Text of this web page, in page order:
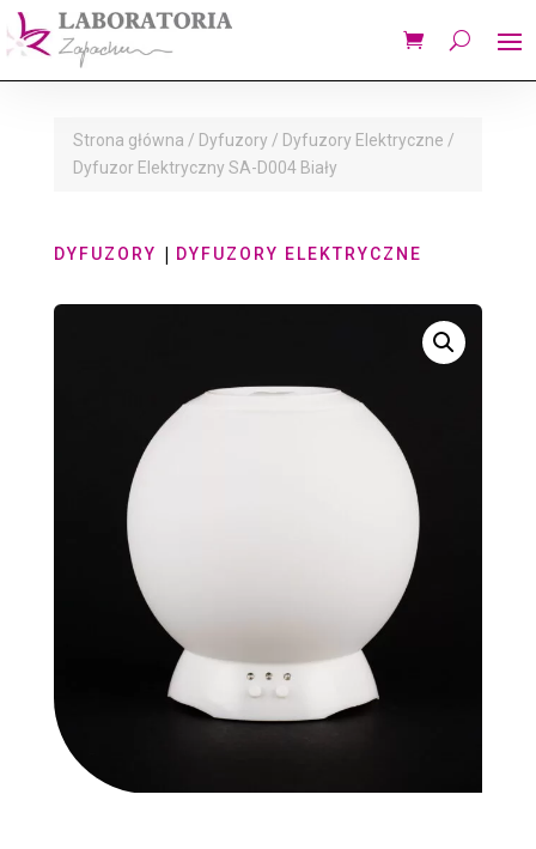
Strona główna / Dyfuzory / Dyfuzory Elektryczne /
Dyfuzor Elektryczny SA-D004 Biały
DYFUZORY | DYFUZORY ELEKTRYCZNE